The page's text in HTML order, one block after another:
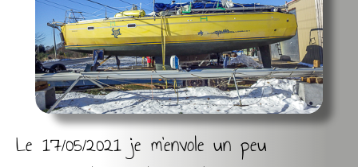
Le 17/05/2021 je m’envole un peu